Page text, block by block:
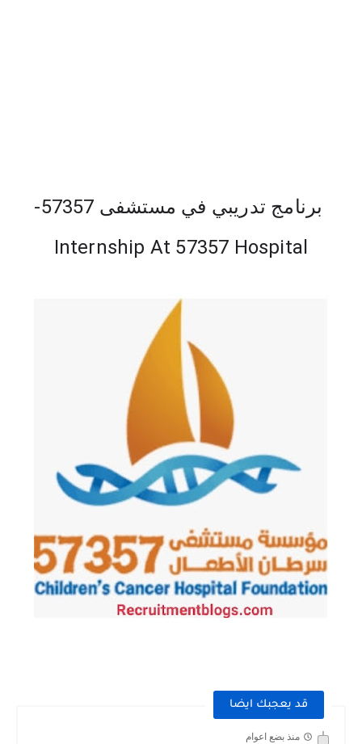
برنامج تدريبي في مستشفى 57357-
Internship At 57357 Hospital
قد يعجبك ايضا
منذ بضع اعوام